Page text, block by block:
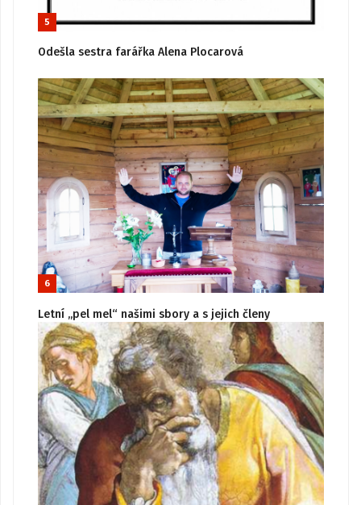
5
Odešla sestra farářka Alena Plocarová
6
Letní „pel mel“ našimi sbory a s jejich členy